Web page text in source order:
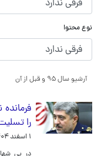
نوع محتوا
آرشیو سال ۹۵ و قبل از آن
را
۱ اسفند ۱۴۰۴، ۱۶:۰۰